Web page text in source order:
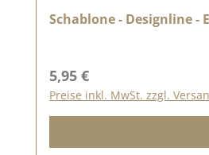
Schablone - Designline -
Regulärer Preis:
5,95 €
Preise inkl. MwSt. zzgl.